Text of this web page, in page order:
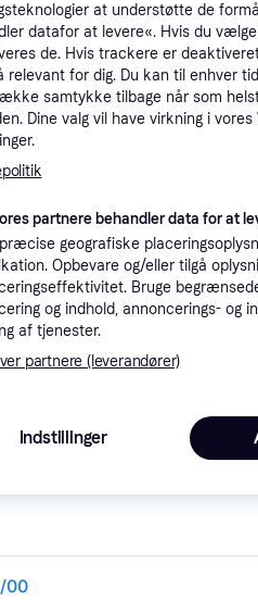
Philips Personal Care Satin Shave Essential Wet & Dry Ladyshaver - HP6341/00
Philips Personal Care Satin Shave Essential Wet & Dry Ladyshaver - HP6341/00
00
at understøtte de
datafor at levere«. Hvis du
de. Hvis trackere er
relevant for dig. Du kan til enhver
samtykke tilbage når som
Dine valg vil have virkning i
partnere behandler data for at
geografiske
Opbevare og/eller tilgå
Bruge
og indhold, annoncerings- og
af tjenester.
partnere (leverandører)
Indstillinger